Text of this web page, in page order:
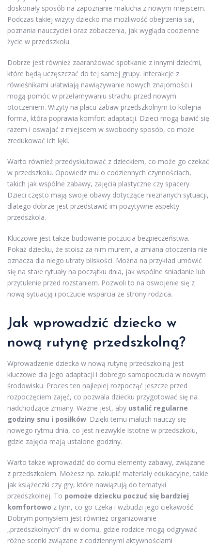
doskonały sposób na zapoznanie malucha z nowym miejscem.
Podczas takiej wizyty dziecko ma możliwość obejrzenia sal,
poznania nauczycieli oraz zobaczenia, jak wygląda codzienne
życie w przedszkolu.
Dobrze jest również zaaranżować spotkanie z innymi dziećmi,
które będą uczęszczać do tej samej grupy. Interakcje z
rówieśnikami ułatwiają nawiązywanie nowych znajomości i
mogą pomóc w przełamywaniu strachu przed nowym
otoczeniem. Wizyty na placu zabaw przedszkolnym to kolejna
forma, która poprawia komfort adaptacji. Dzieci mogą bawić się
razem i oswajać z miejscem w swobodny sposób, co może
zredukować ich lęki.
Warto również przedyskutować z dzieckiem, co może go czekać
w przedszkolu. Opowiedz mu o codziennych czynnościach,
takich jak wspólne zabawy, zajęcia plastyczne czy spacery.
Dzieci często mają swoje obawy dotyczące nieznanych sytuacji,
dlatego dobrze jest przedstawić im pozytywne aspekty
przedszkola.
Kluczowe jest także budowanie poczucia bezpieczeństwa.
Pokaż dziecku, że stoisz za nim murem, a zmiana otoczenia nie
oznacza dla niego utraty bliskości. Można na przykład umówić
się na stałe rytuały na początku dnia, jak wspólne sniadanie lub
przytulenie przed rozstaniem. Pozwoli to na oswojenie się z
nową sytuacją i poczucie wsparcia ze strony rodzica.
Jak wprowadzić dziecko w
nową rutynę przedszkolną?
Wprowadzenie dziecka w nową rutynę przedszkolną jest
kluczowe dla jego adaptacji i dobrego samopoczucia w nowym
środowisku. Proces ten najlepiej rozpocząć jeszcze przed
rozpoczęciem zajęć, co pozwala dziecku przygotować się na
nadchodzące zmiany. Ważne jest, aby ustalić regularne
godziny snu i posiłków. Dzięki temu maluch nauczy się
nowego rytmu dnia, co jest niezwykle istotne w przedszkolu,
gdzie zajęcia mają ustalone godziny.
Warto także wprowadzić do domu elementy zabawy, związane
z przedszkolem. Możesz np. zakupić materiały edukacyjne, takie
jak książeczki czy gry, które nawiązują do tematyki
przedszkolnej. To pomoże dziecku poczuć się bardziej
komfortowo z tym, co go czeka i wzbudzi jego ciekawość.
Dobrym pomysłem jest również organizowanie
„przedszkolnych” dni w domu, gdzie rodzice mogą odgrywać
różne scenki związane z codziennymi aktywnościami